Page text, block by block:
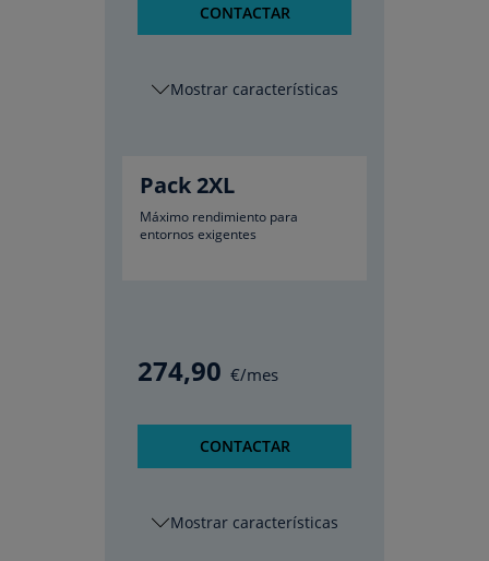
CONTACTAR
características
Pack 2XL
Máximo rendimiento para
entornos exigentes
274,90 €/mes
CONTACTAR
características